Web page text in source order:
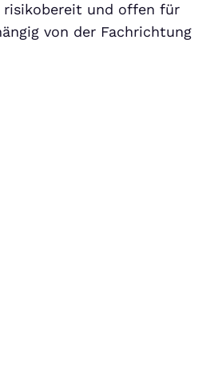
risikobereit und offen für
von der Fachrichtung